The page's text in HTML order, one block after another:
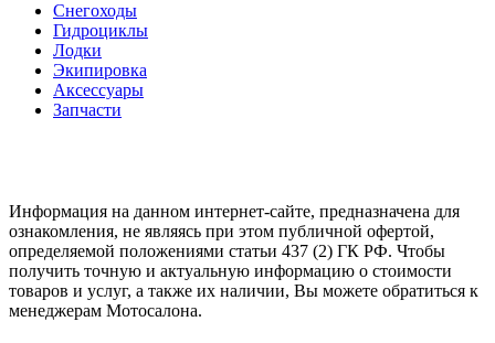
Снегоходы
Гидроциклы
Лодки
Экипировка
Аксессуары
Запчасти
Информация на данном интернет-сайте, предназначена для
ознакомления, не являясь при этом публичной офертой,
определяемой положениями статьи 437 (2) ГК РФ. Чтобы
получить точную и актуальную информацию о стоимости
товаров и услуг, а также их наличии, Вы можете обратиться к
менеджерам Мотосалона.